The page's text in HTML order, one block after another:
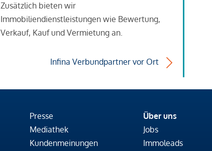
Zusätzlich bieten wir
Immobiliendienstleistungen wie Bewertung,
Verkauf, Kauf und Vermietung an.
Infina Verbundpartner vor Ort
Presse
Mediathek
Kundenmeinungen
Über uns
Jobs
Immoleads